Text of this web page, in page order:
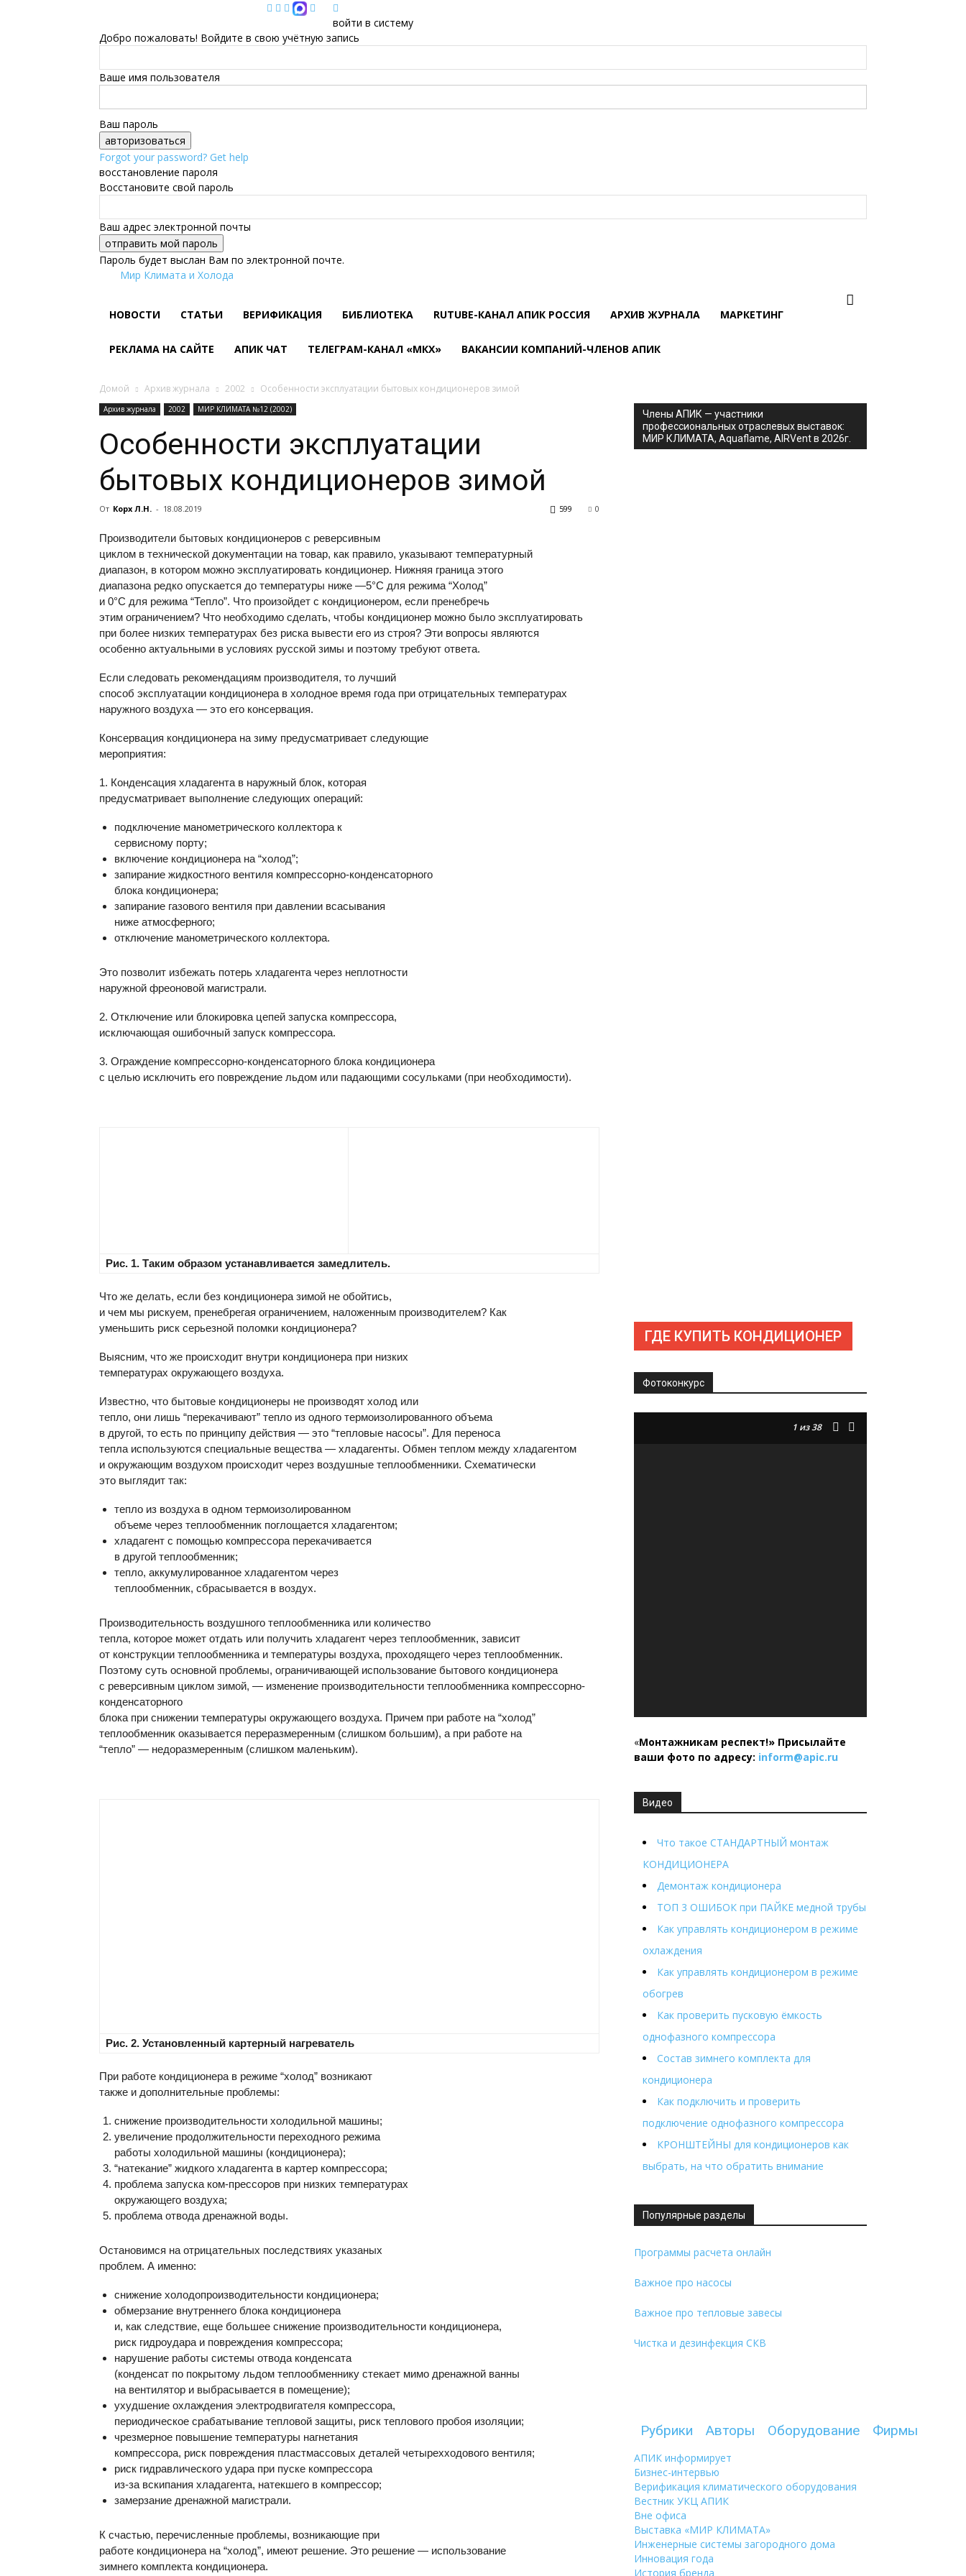
войти в систему
Добро пожаловать! Войдите в свою учётную запись
Ваше имя пользователя
Ваш пароль
Forgot your password? Get help
восстановление пароля
Восстановите свой пароль
Ваш адрес электронной почты
Пароль будет выслан Вам по электронной почте.
Мир Климата и Холода
НОВОСТИ СТАТЬИ ВЕРИФИКАЦИЯ БИБЛИОТЕКА RUTUBE-КАНАЛ АПИК РОССИЯ АРХИВ ЖУРНАЛА МАРКЕТИНГ
РЕКЛАМА НА САЙТЕ АПИК ЧАТ ТЕЛЕГРАМ-КАНАЛ «МКХ» ВАКАНСИИ КОМПАНИЙ-ЧЛЕНОВ АПИК
Домой Архив журнала 2002 Особенности эксплуатации бытовых кондиционеров зимой
Архив журнала 2002 МИР КЛИМАТА №12 (2002)
Особенности эксплуатации
бытовых кондиционеров зимой
От Корх Л.Н. - 18.08.2019 0
599
Производители бытовых кондиционеров с реверсивным
циклом в технической документации на товар, как правило, указывают температурный
диапазон, в котором можно эксплуатировать кондиционер. Нижняя граница этого
диапазона редко опускается до температуры ниже —5°С для режима “Холод”
и 0°С для режима “Тепло”. Что произойдет с кондиционером, если пренебречь
этим ограничением? Что необходимо сделать, чтобы кондиционер можно было эксплуатировать
при более низких температурах без риска вывести его из строя? Эти вопросы являются
особенно актуальными в условиях русской зимы и поэтому требуют ответа.
Если следовать рекомендациям производителя, то лучший
способ эксплуатации кондиционера в холодное время года при отрицательных температурах
наружного воздуха — это его консервация.
Консервация кондиционера на зиму предусматривает следующие
мероприятия:
1. Конденсация хладагента в наружный блок, которая
предусматривает выполнение следующих операций:
подключение манометрического коллектора к
сервисному порту;
включение кондиционера на “холод”;
запирание жидкостного вентиля компрессорно-конденсаторного
блока кондиционера;
запирание газового вентиля при давлении всасывания
ниже атмосферного;
отключение манометрического коллектора.
Это позволит избежать потерь хладагента через неплотности
наружной фреоновой магистрали.
2. Отключение или блокировка цепей запуска компрессора,
исключающая ошибочный запуск компрессора.
3. Ограждение компрессорно-конденсаторного блока кондиционера
с целью исключить его повреждение льдом или падающими сосульками (при необходимости).
Рис. 1. Таким образом устанавливается замедлитель.
Что же делать, если без кондиционера зимой не обойтись,
и чем мы рискуем, пренебрегая ограничением, наложенным производителем? Как
уменьшить риск серьезной поломки кондиционера?
Выясним, что же происходит внутри кондиционера при низких
температурах окружающего воздуха.
Известно, что бытовые кондиционеры не производят холод или
тепло, они лишь “перекачивают” тепло из одного термоизолированного объема
в другой, то есть по принципу действия — это “тепловые насосы”. Для переноса
тепла используются специальные вещества — хладагенты. Обмен теплом между хладагентом
и окружающим воздухом происходит через воздушные теплообменники. Схематически
это выглядит так:
тепло из воздуха в одном термоизолированном
объеме через теплообменник поглощается хладагентом;
хладагент с помощью компрессора перекачивается
в другой теплообменник;
тепло, аккумулированное хладагентом через
теплообменник, сбрасывается в воздух.
Производительность воздушного теплообменника или количество
тепла, которое может отдать или получить хладагент через теплообменник, зависит
от конструкции теплообменника и температуры воздуха, проходящего через теплообменник.
Поэтому суть основной проблемы, ограничивающей использование бытового кондиционера
с реверсивным циклом зимой, — изменение производительности теплообменника компрессорно-
конденсаторного
блока при снижении температуры окружающего воздуха. Причем при работе на “холод”
теплообменник оказывается переразмеренным (слишком большим), а при работе на
“тепло” — недоразмеренным (слишком маленьким).
Рис. 2. Установленный картерный нагреватель
При работе кондиционера в режиме “холод” возникают
также и дополнительные проблемы:
снижение производительности холодильной машины;
увеличение продолжительности переходного режима
работы холодильной машины (кондиционера);
“натекание” жидкого хладагента в картер компрессора;
проблема запуска ком-прессоров при низких температурах
окружающего воздуха;
проблема отвода дренажной воды.
Остановимся на отрицательных последствиях указаных
проблем. А именно:
снижение холодопроизводительности кондиционера;
обмерзание внутреннего блока кондиционера
и, как следствие, еще большее снижение производительности кондиционера,
риск гидроудара и повреждения компрессора;
нарушение работы системы отвода конденсата
(конденсат по покрытому льдом теплообменнику стекает мимо дренажной ванны
на вентилятор и выбрасывается в помещение);
ухудшение охлаждения электродвигателя компрессора,
периодическое срабатывание тепловой защиты, риск теплового пробоя изоляции;
чрезмерное повышение температуры нагнетания
компрессора, риск повреждения пластмассовых деталей четырехходового вентиля;
риск гидравлического удара при пуске компрессора
из-за вскипания хладагента, натекшего в компрессор;
замерзание дренажной магистрали.
К счастью, перечисленные проблемы, возникающие при
работе кондиционера на “холод”, имеют решение. Это решение — использование
зимнего комплекта кондиционера.
Члены АПИК — участники
профессиональных отраслевых выставок:
МИР КЛИМАТА, Aquaflame, AIRVent в 2026г.
ГДЕ КУПИТЬ КОНДИЦИОНЕР
Фотоконкурс
1 из 38
«Монтажникам респект!» Присылайте
ваши фото по адресу: inform@apic.ru
Видео
Что такое СТАНДАРТНЫЙ монтаж
КОНДИЦИОНЕРА
Демонтаж кондиционера
ТОП 3 ОШИБОК при ПАЙКЕ медной трубы
Как управлять кондиционером в режиме
охлаждения
Как управлять кондиционером в режиме
обогрев
Как проверить пусковую ёмкость
однофазного компрессора
Состав зимнего комплекта для
кондиционера
Как подключить и проверить
подключение однофазного компрессора
КРОНШТЕЙНЫ для кондиционеров как
выбрать, на что обратить внимание
Популярные разделы
Программы расчета онлайн
Важное про насосы
Важное про тепловые завесы
Чистка и дезинфекция СКВ
Рубрики Авторы Оборудование Фирмы
АПИК информирует
Бизнес-интервью
Верификация климатического оборудования
Вестник УКЦ АПИК
Вне офиса
Выставка «МИР КЛИМАТА»
Инженерные системы загородного дома
Инновация года
История бренда